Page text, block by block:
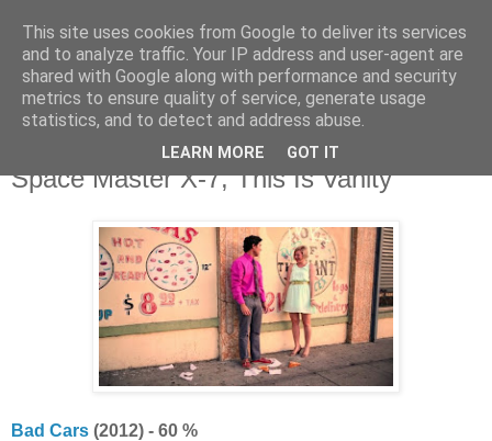
Deník milovníka filmů
neděle 3. srpna 2014
Bad Cars, Modrý anděl, Among Giants,
Space Master X-7, This Is Vanity
Bad Cars (2012) - 60 %
This site uses cookies from Google to deliver its services
and to analyze traffic. Your IP address and user-agent are
shared with Google along with performance and security
metrics to ensure quality of service, generate usage
statistics, and to detect and address abuse.
LEARN MORE GOT IT